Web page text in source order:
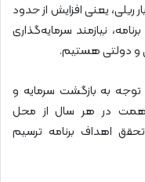
حمل بار ریلی، یعنی افزایش از حدود
در پایان برنامه، نیازمند سرمایه‌گذاری
توجه به بازگشت سرمایه و
اقتصادی و اجتماعی حدود ۱۸ همت در هر سال از محل
تحقق اهداف برنامه ترسیم